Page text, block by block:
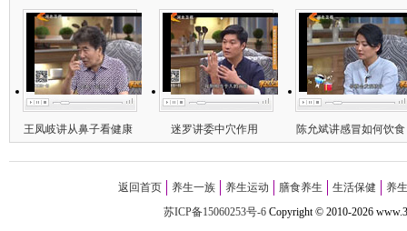
王凤岐讲从鼻子看健康 迷罗讲委中穴作用 陈允斌讲感冒如何饮食
返回首页 养生一族 养生运动 膳食养生 生活保健
养
苏ICP备15060253号-6Copyright©2010-2026